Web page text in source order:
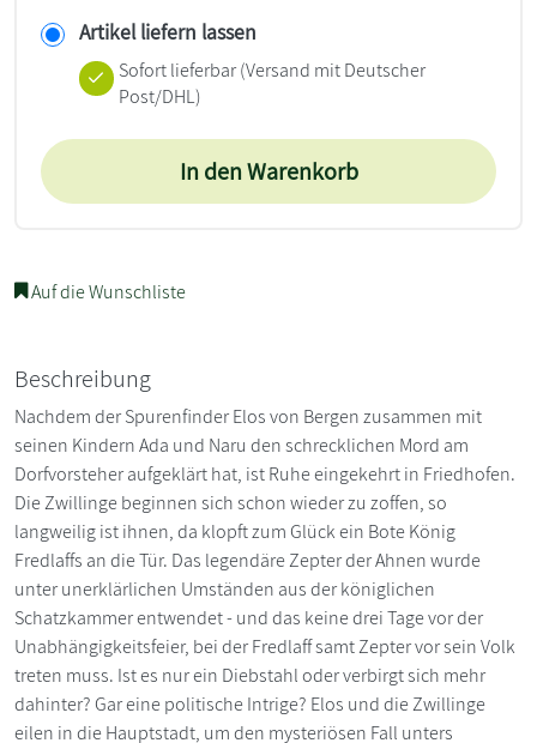
Artikel liefern lassen
Sofort lieferbar(Versand mit Deutscher
Post/DHL)
In den Warenkorb
Auf die Wunschliste
Beschreibung
Nachdem der Spurenfinder Elos von Bergen zusammen mit
seinen Kindern Ada und Naru den schrecklichen Mord am
Dorfvorsteher aufgeklärt hat, ist Ruhe eingekehrt in Friedhofen.
Die Zwillinge beginnen sich schon wieder zu zoffen, so
langweilig ist ihnen, da klopft zum Glück ein Bote König
Fredlaffs an die Tür. Das legendäre Zepter der Ahnen wurde
unter unerklärlichen Umständen aus der königlichen
Schatzkammer entwendet - und das keine drei Tage vor der
Unabhängigkeitsfeier, bei der Fredlaff samt Zepter vor sein Volk
treten muss. Ist es nur ein Diebstahl oder verbirgt sich mehr
dahinter? Gar eine politische Intrige? Elos und die Zwillinge
eilen in die Hauptstadt, um den mysteriösen Fall unters